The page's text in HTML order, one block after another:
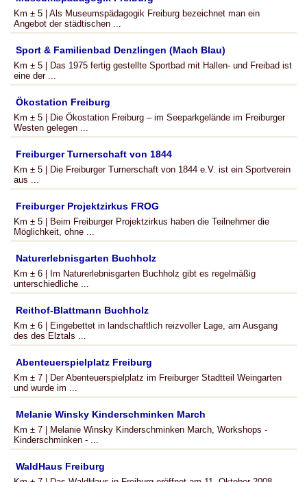
Km ± 5 | Als Museumspädagogik Freiburg bezeichnet man ein
Angebot der städtischen ...
Sport & Familienbad Denzlingen (Mach Blau)
Km ± 5 | Das 1975 fertig gestellte Sportbad mit Hallen- und Freibad ist
eine der ...
Ökostation Freiburg
Km ± 5 | Die Ökostation Freiburg – im Seeparkgelände im Freiburger
Westen gelegen ...
Freiburger Turnerschaft von 1844
Km ± 5 | Die Freiburger Turnerschaft von 1844 e.V. ist ein Sportverein
aus ...
Freiburger Projektzirkus FROG
Km ± 5 | Beim Freiburger Projektzirkus haben die Teilnehmer die
Möglichkeit, ohne ...
Naturerlebnisgarten Buchholz
Km ± 6 | Im Naturerlebnisgarten Buchholz gibt es regelmäßig
unterschiedliche ...
Reithof-Blattmann Buchholz
Km ± 6 | Eingebettet in landschaftlich reizvoller Lage, am Ausgang
des des Elztals ...
Abenteuerspielplatz Freiburg
Km ± 7 | Der Abenteuerspielplatz im Freiburger Stadtteil Weingarten
und wurde im ...
Melanie Winsky Kinderschminken March
Km ± 7 | Melanie Winsky Kinderschminken March, Workshops -
Kinderschminken - ...
WaldHaus Freiburg